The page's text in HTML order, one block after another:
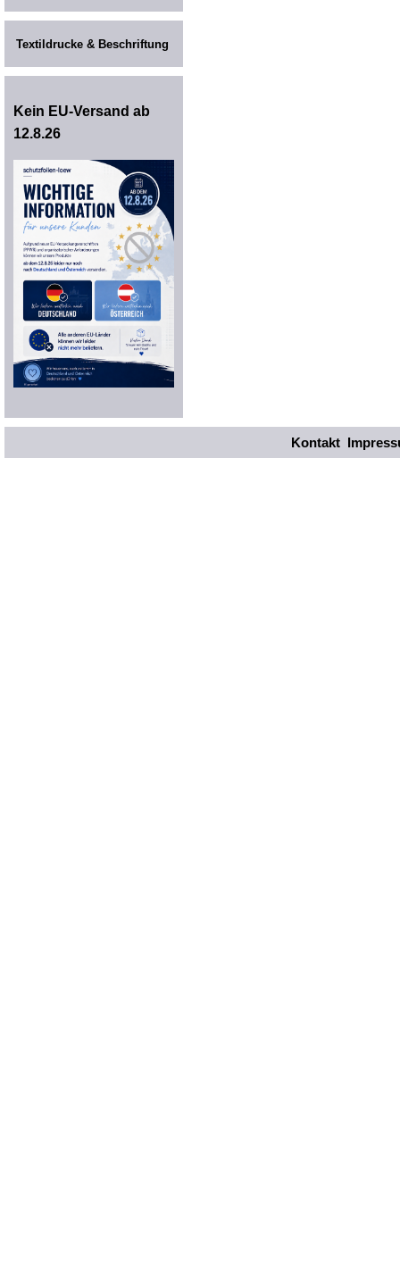
Textildrucke & Beschriftung
Kein EU-Versand ab
12.8.26
Kontakt